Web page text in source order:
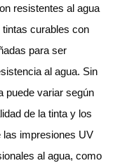
resistentes al agua
curables con
para ser
al agua. Sin
puede variar según
de la tinta y los
las impresiones UV
al agua, como